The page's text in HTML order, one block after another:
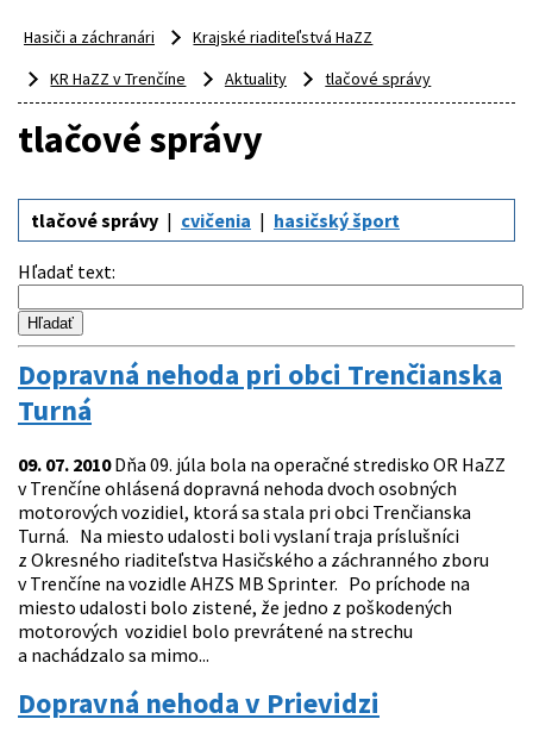
Hasiči a záchranári
Krajské riaditeľstvá HaZZ
KR HaZZ v Trenčíne
Aktuality tlačové správy
tlačové správy
tlačové správy cvičenia hasičský šport
Hľadať text:
Dopravná nehoda pri obci Trenčianska
Turná
09. 07. 2010Dňa 09. júla bola na operačné stredisko OR HaZZ
v Trenčíne ohlásená dopravná nehoda dvoch osobných
motorových vozidiel, ktorá sa stala pri obci Trenčianska
Turná. Na miesto udalosti boli vyslaní traja príslušníci
z Okresného riaditeľstva Hasičského a záchranného zboru
v Trenčíne na vozidle AHZS MB Sprinter. Po príchode na
miesto udalosti bolo zistené, že jedno z poškodených
motorových vozidiel bolo prevrátené na strechu
a nachádzalo sa mimo...
Dopravná nehoda v Prievidzi